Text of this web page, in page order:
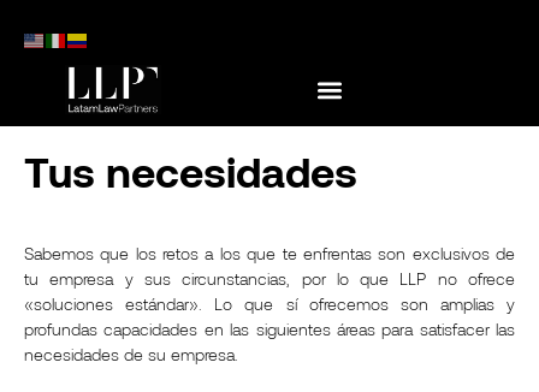
Tus necesidades
Sabemos que los retos a los que te enfrentas son exclusivos de
tu empresa y sus circunstancias, por lo que LLP no ofrece
«soluciones estándar». Lo que sí ofrecemos son amplias y
profundas capacidades en las siguientes áreas para satisfacer las
necesidades de su empresa.